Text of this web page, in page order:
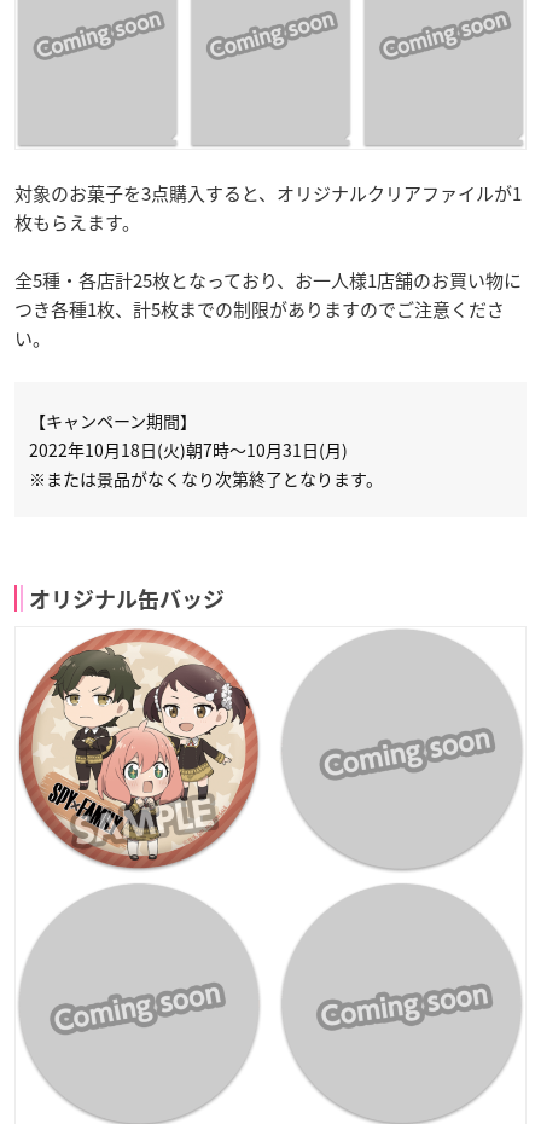
対象のお菓子を3点購入すると、オリジナルクリアファイルが1
枚もらえます。
全5種・各店計25枚となっており、お一人様1店舗のお買い物に
つき各種1枚、計5枚までの制限がありますのでご注意くださ
い。
【キャンペーン期間】
2022年10月18日(火)朝7時～10月31日(月)
※または景品がなくなり次第終了となります。
オリジナル缶バッジ